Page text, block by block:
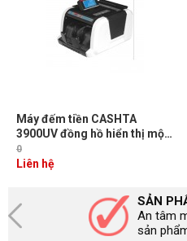
Máy đếm tiền CASHTA
3900UV đồng hồ hiển thị một
mặt số lớn và một mặt số kéo
dài, đếm được tiền giấy &
0
Liên hệ
SẢN
An tâm
sản